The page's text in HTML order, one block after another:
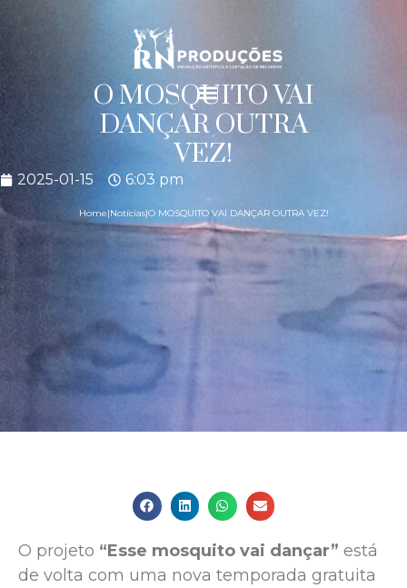
O MOSQUITO VAI
DANÇAR OUTRA
VEZ!
2025-01-15 6:03 pm
Home|Notícias|O MOSQUITO VAI DANÇAR OUTRA VEZ!
O projeto “Esse mosquito vai dançar” está
de volta com uma nova temporada gratuita